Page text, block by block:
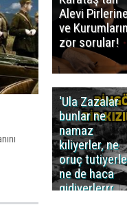
Alevi
ve
zor sorular!
'Ula Zazalar
bunlar ne
namaz
kıliyerler, ne
oruç
ne de haca
gidiyerlerrr